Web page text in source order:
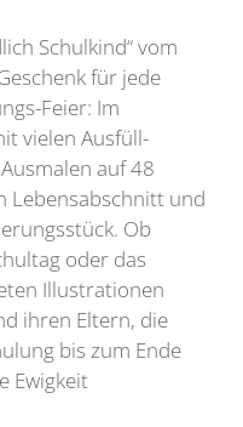
Schulkind“ vom
für jede
Feier: Im
vielen Ausfüll-
auf 48
Lebensabschnitt und
Ob
oder das
Illustrationen
ihren Eltern, die
bis zum Ende
Ewigkeit